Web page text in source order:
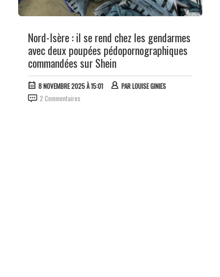
Nord-Isère : il se rend chez les gendarmes
avec deux poupées pédopornographiques
commandées sur Shein
8 NOVEMBRE 2025 À 15:01 PARLOUISE GINIES
2 Commentaires